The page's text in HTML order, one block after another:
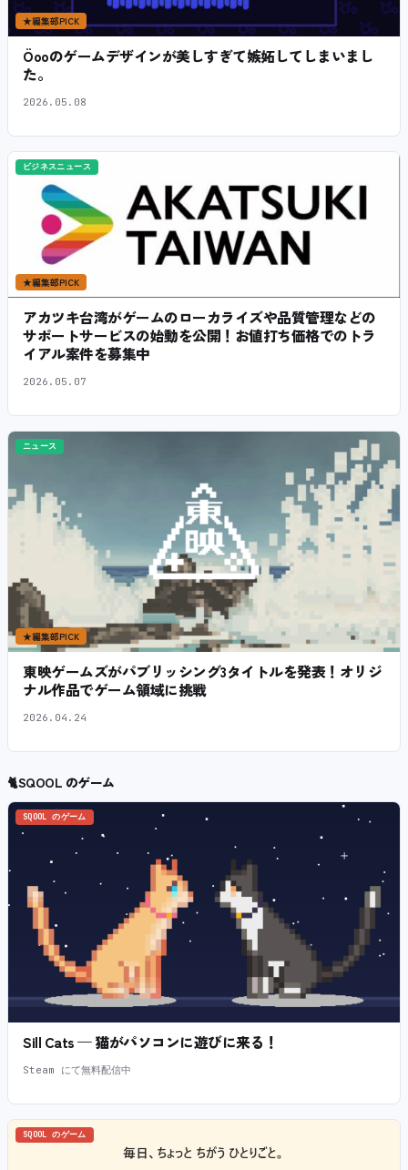
★編集部PICK
Öooのゲームデザインが美しすぎて嫉妬してしまいまし
た。
2026.05.08
ビジネスニュース
★編集部PICK
アカツキ台湾がゲームのローカライズや品質管理などの
サポートサービスの始動を公開！お値打ち価格でのトラ
イアル案件を募集中
2026.05.07
ニュース
★編集部PICK
東映ゲームズがパブリッシング3タイトルを発表！オリジ
ナル作品でゲーム領域に挑戦
2026.04.24
🐈SQOOL のゲーム
SQOOL のゲーム
Sill Cats — 猫がパソコンに遊びに来る！
Steam にて無料配信中
SQOOL のゲーム